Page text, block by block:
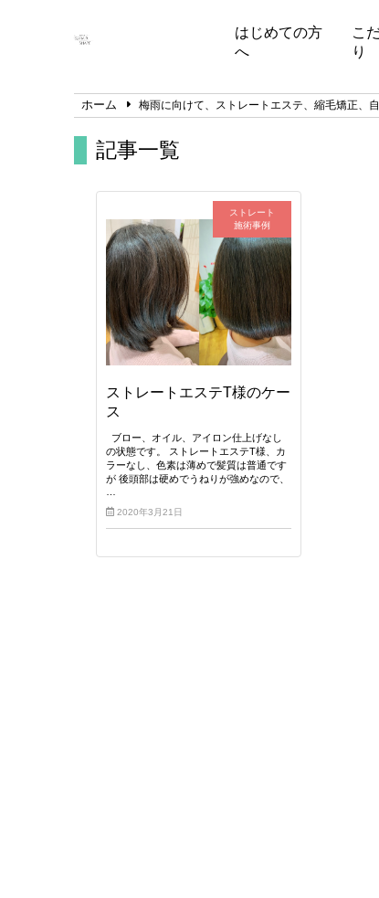
はじめての方
へ
こ
り
ホーム 梅雨に向けて、ストレートエステ、縮毛矯正、
記事一覧
ストレート
施術事例
ストレートエステT様のケー
ス
ブロー、オイル、アイロン仕上げなし
の状態です。 ストレートエステT様、カ
ラーなし、色素は薄めで髪質は普通です
が 後頭部は硬めでうねりが強めなので、
2020年3月21日